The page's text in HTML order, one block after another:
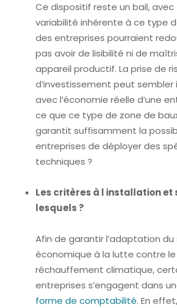
Ce dispositif reste un bail,
variabilité inhérente à ce type
des entreprises pourraient
pas avoir de lisibilité ni de
appareil productif. La prise de
d’investissement peut
avec l’économie réelle d’une
ce que ce type de zone de
garantit suffisamment la
entreprises de déployer des
techniques ?
Les critères à l installation et
lesquels ?
Afin de garantir l’adaptation
économique à la lutte contre le
réchauffement climatique,
entreprises s’engagent dans
forme de comptabilité. En